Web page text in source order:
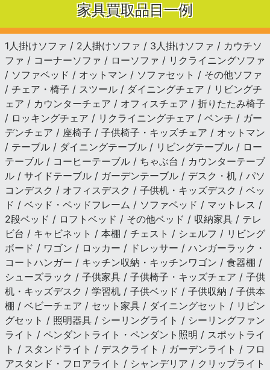
家具買取品目一例
1人掛けソファ / 2人掛けソファ / 3人掛けソファ / カウチソ
ファ / コーナーソファ / ローソファ / リクライニングソファ
/ ソファベッド / オットマン / ソファセット / その他ソファ
/ チェア・椅子 / スツール / ダイニングチェア / リビングチ
ェア / カウンターチェア / オフィスチェア / 折りたたみ椅子
/ ロッキングチェア / リクライニングチェア / ベンチ / ガー
デンチェア / 座椅子 / 子供椅子・キッズチェア / オットマン
/ テーブル / ダイニングテーブル / リビングテーブル / ロー
テーブル / コーヒーテーブル / ちゃぶ台 / カウンターテーブ
ル / サイドテーブル / ガーデンテーブル / デスク・机 / パソ
コンデスク / オフィスデスク / 子供机・キッズデスク / ベッ
ド / ベッド・ベッドフレーム / ソファベッド / マットレス /
2段ベッド / ロフトベッド / その他ベッド / 収納家具 / テレ
ビ台 / キャビネット / 本棚 / チェスト / シェルフ / リビング
ボード / ワゴン / ロッカー / ドレッサー / ハンガーラック・
コートハンガー / キッチン収納・キッチンワゴン / 食器棚 /
シューズラック / 子供家具 / 子供椅子・キッズチェア / 子供
机・キッズデスク / 学習机 / 子供ベッド / 子供収納 / 子供本
棚 / ベビーチェア / セット家具 / ダイニングセット / リビン
グセット / 照明器具 / シーリングライト / シーリングファン
ライト / ペンダントライト・ペンダント照明 / スポットライ
ト / スタンドライト / デスクライト / ガーデンライト / フロ
アスタンド・フロアライト / シャンデリア / クリップライト